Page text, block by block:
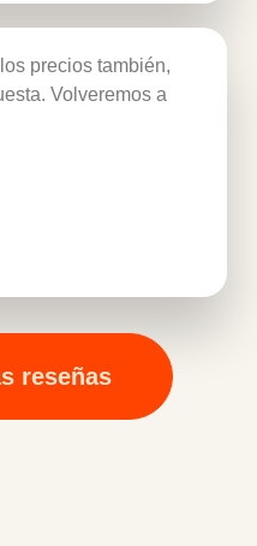
precios también,
Volveremos a
reseñas